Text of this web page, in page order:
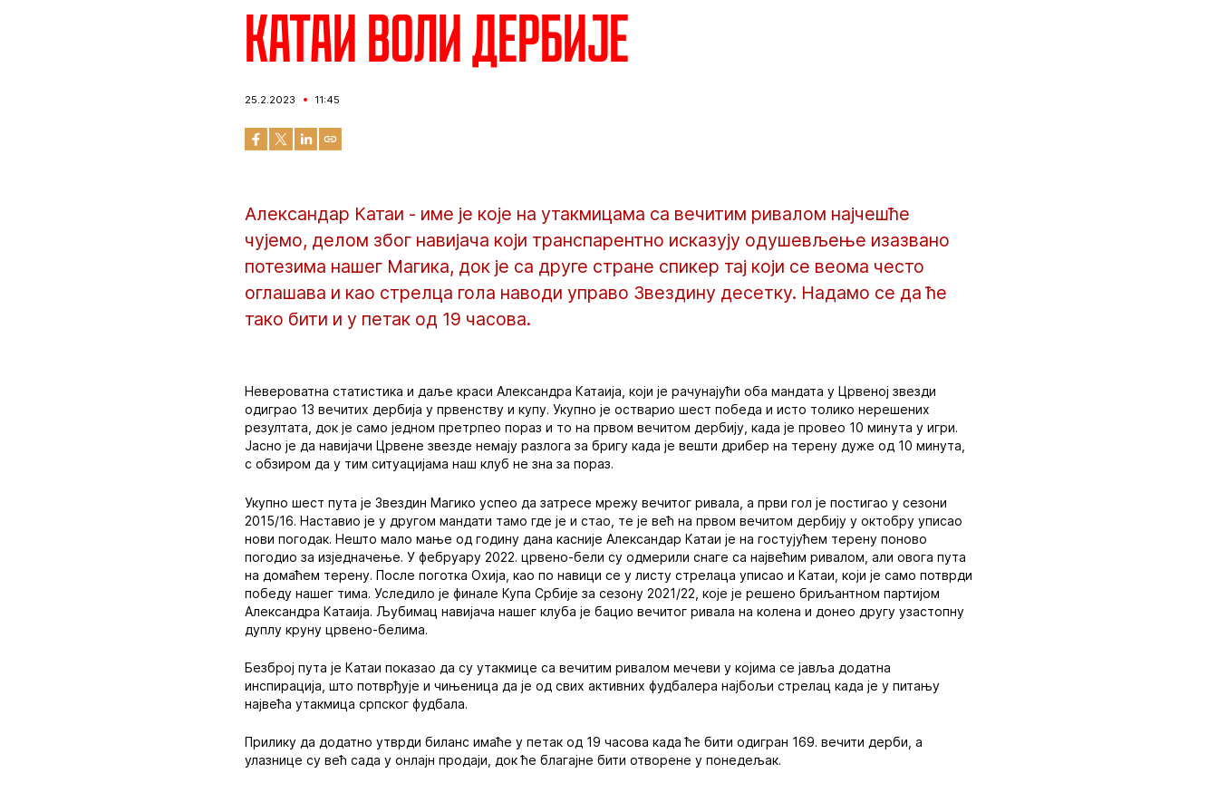
Катаи воли дербије
25.2.2023 11:45
Александар Катаи - име је које на утакмицама са вечитим ривалом најчешће
чујемо, делом због навијача који транспарентно исказују одушевљење изазвано
потезима нашег Магика, док је са друге стране спикер тај који се веома често
оглашава и као стрелца гола наводи управо Звездину десетку. Надамо се да ће
тако бити и у петак од 19 часова.
Невероватна статистика и даље краси Александра Катаија, који је рачунајући оба мандата у Црвеној звезди
одиграо 13 вечитих дербија у првенству и купу. Укупно је остварио шест победа и исто толико нерешених
резултата, док је само једном претрпео пораз и то на првом вечитом дербију, када је провео 10 минута у игри.
Јасно је да навијачи Црвене звезде немају разлога за бригу када је вешти дрибер на терену дуже од 10 минута,
с обзиром да у тим ситуацијама наш клуб не зна за пораз.
Укупно шест пута је Звездин Магико успео да затресе мрежу вечитог ривала, а први гол је постигао у сезони
2015/16. Наставио је у другом мандати тамо где је и стао, те је већ на првом вечитом дербију у октобру уписао
нови погодак. Нешто мало мање од годину дана касније Александар Катаи је на гостујућем терену поново
погодио за изједначење. У фебруару 2022. црвено-бели су одмерили снаге са највећим ривалом, али овога пута
на домаћем терену. После поготка Охија, као по навици се у листу стрелаца уписао и Катаи, који је само потврди
победу нашег тима. Уследило је финале Купа Србије за сезону 2021/22, које је решено бриљантном партијом
Александра Катаија. Љубимац навијача нашег клуба је бацио вечитог ривала на колена и донео другу узастопну
дуплу круну црвено-белима.
Безброј пута је Катаи показао да су утакмице са вечитим ривалом мечеви у којима се јавља додатна
инспирација, што потврђује и чињеница да је од свих активних фудбалера најбољи стрелац када је у питању
највећа утакмица српског фудбала.
Прилику да додатно утврди биланс имаће у петак од 19 часова када ће бити одигран 169. вечити дерби, а
улазнице су већ сада у онлајн продаји, док ће благајне бити отворене у понедељак.